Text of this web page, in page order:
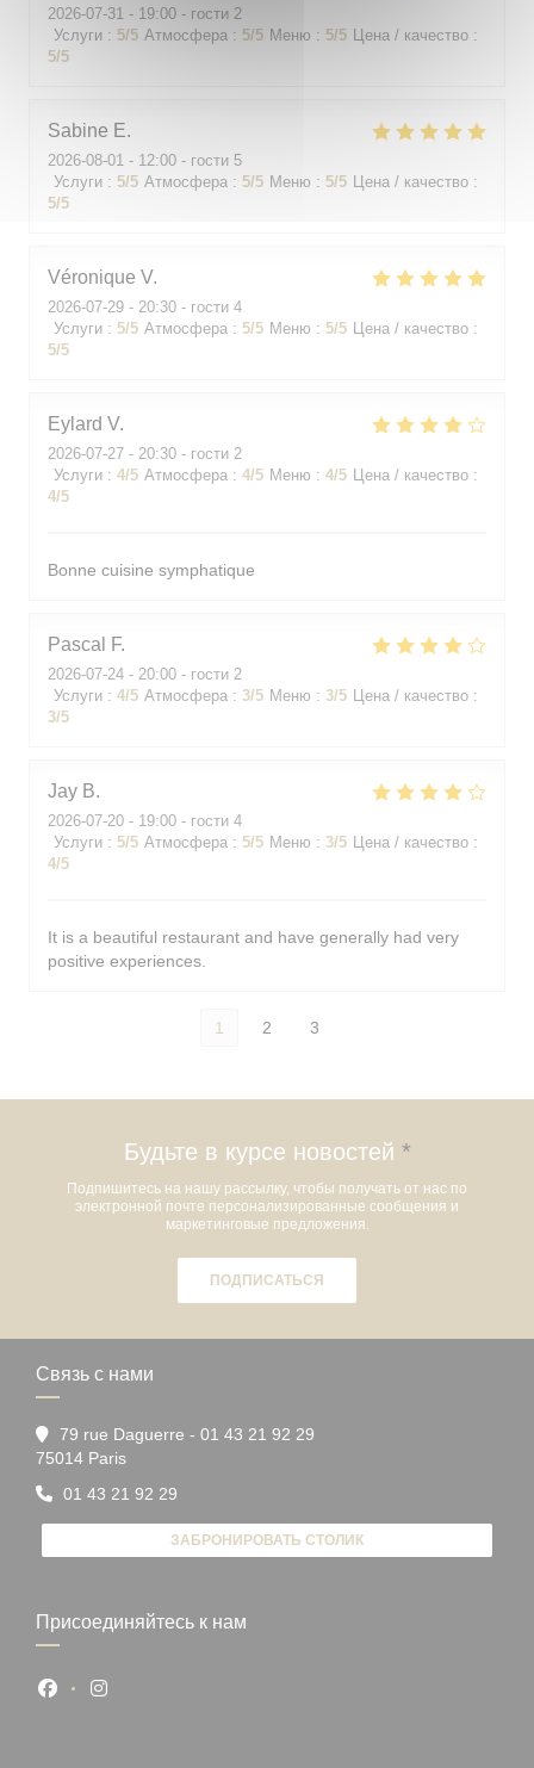
2026-07-31 - 19:00 - гости 2
Услуги : 5/5 Атмосфера : 5/5 Меню : 5/5 Цена / качество :
5/5
Sabine E
2026-08-01 - 12:00 - гости 5
Услуги : 5/5 Атмосфера : 5/5 Меню : 5/5 Цена / качество :
5/5
Véronique V
2026-07-29 - 20:30 - гости 4
Услуги : 5/5 Атмосфера : 5/5 Меню : 5/5 Цена / качество :
5/5
Eylard V
2026-07-27 - 20:30 - гости 2
Услуги : 4/5 Атмосфера : 4/5 Меню : 4/5 Цена / качество :
4/5
Bonne cuisine symphatique
Pascal F
2026-07-24 - 20:00 - гости 2
Услуги : 4/5 Атмосфера : 3/5 Меню : 3/5 Цена / качество :
3/5
Jay B
2026-07-20 - 19:00 - гости 4
Услуги : 5/5 Атмосфера : 5/5 Меню : 3/5 Цена / качество :
4/5
It is a beautiful restaurant and have generally had very
positive experiences.
1 2 3
Будьте в курсе новостей *
Подпишитесь на нашу рассылку, чтобы получать от нас по
электронной почте персонализированные сообщения и
маркетинговые предложения.
ПОДПИСАТЬСЯ
Связь с нами
79 rue Daguerre - 01 43 21 92 29
75014 Paris((открывается в новом окне))
01 43 21 92 29
ЗАБРОНИРОВАТЬ СТОЛИК
Присоединяйтесь к нам
Facebook ((открывается в новом окне))
Instagram ((открывается в новом окне))